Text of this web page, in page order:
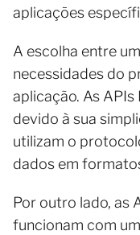
aplicações
A escolha entre
necessidades do
aplicação. As APIs
devido à sua
utilizam o
dados em
Por outro lado, as
funcionam com